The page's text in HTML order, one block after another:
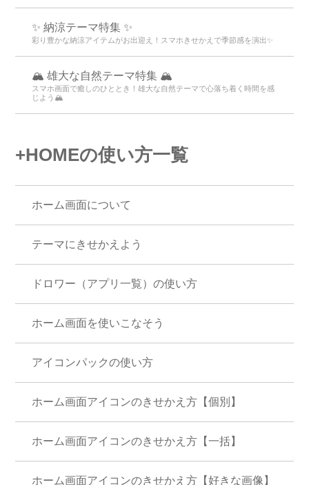
✨ 納涼テーマ特集 ✨
彩り豊かな納涼アイテムがお出迎え！スマホきせかえで季節感を演出✨
🏔️ 雄大な自然テーマ特集 🏔️
スマホ画面で癒しのひととき！雄大な自然テーマで心落ち着く時間を感
じよう🏔️
+HOMEの使い方一覧
ホーム画面について
テーマにきせかえよう
ドロワー（アプリ一覧）の使い方
ホーム画面を使いこなそう
アイコンパックの使い方
ホーム画面アイコンのきせかえ方【個別】
ホーム画面アイコンのきせかえ方【一括】
ホーム画面アイコンのきせかえ方【好きな画像】